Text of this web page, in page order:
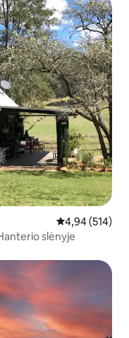
Vidutinis
4,94 (514)
slėnyje